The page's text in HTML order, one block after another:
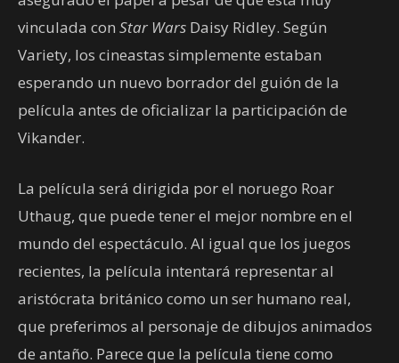
vinculada con Star Wars Daisy Ridley. Según
Variety, los cineastas simplemente estaban
esperando un nuevo borrador del guión de la
película antes de oficializar la participación de
Vikander.
La película será dirigida por el noruego Roar
Uthaug, que puede tener el mejor nombre en el
mundo del espectáculo. Al igual que los juegos
recientes, la película intentará representar al
aristócrata británico como un ser humano real,
que preferimos al personaje de dibujos animados
de antaño. Parece que la película tiene como